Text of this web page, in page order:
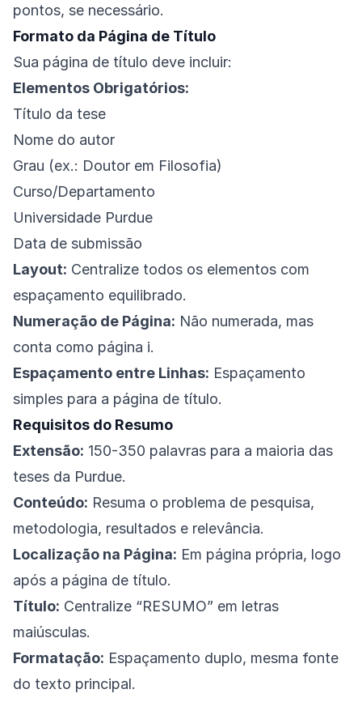
pontos, se necessário.
Formato da Página de Título
Sua página de título deve incluir:
Elementos Obrigatórios:
Título da tese
Nome do autor
Grau (ex.: Doutor em Filosofia)
Curso/Departamento
Universidade Purdue
Data de submissão
Layout: Centralize todos os elementos com
espaçamento equilibrado.
Numeração de Página: Não numerada, mas
conta como página i.
Espaçamento entre Linhas: Espaçamento
simples para a página de título.
Requisitos do Resumo
Extensão: 150-350 palavras para a maioria das
teses da Purdue.
Conteúdo: Resuma o problema de pesquisa,
metodologia, resultados e relevância.
Localização na Página: Em página própria, logo
após a página de título.
Título: Centralize “RESUMO” em letras
maiúsculas.
Formatação: Espaçamento duplo, mesma fonte
do texto principal.